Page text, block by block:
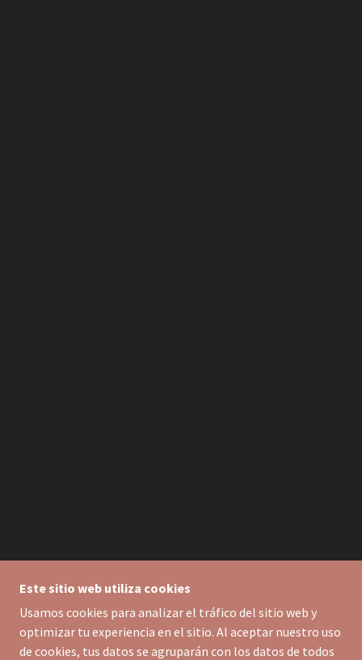
Este sitio web utiliza cookies
Usamos cookies para analizar el tráfico del sitio web y
optimizar tu experiencia en el sitio. Al aceptar nuestro uso
de cookies, tus datos se agruparán con los datos de todos